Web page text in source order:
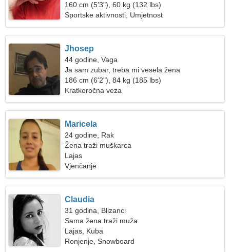
160 cm (5'3"), 60 kg (132 lbs)
Sportske aktivnosti, Umjetnost
Jhosep
44 godine, Vaga
Ja sam zubar, treba mi vesela žena
186 cm (6'2"), 84 kg (185 lbs)
Kratkoročna veza
Maricela
24 godine, Rak
Žena traži muškarca
Lajas
Vjenčanje
Claudia
31 godina, Blizanci
Sama žena traži muža
Lajas, Kuba
Ronjenje, Snowboard